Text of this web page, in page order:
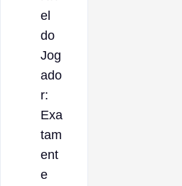
el
do
Jog
ado
r:
Exa
tam
ent
e